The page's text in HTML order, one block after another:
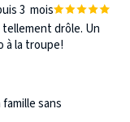
3 mois
drôle. Un
à la troupe!
sans